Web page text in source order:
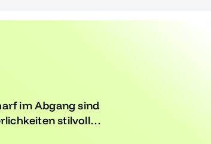
im Abgang sind
stilvoll
Designs, die